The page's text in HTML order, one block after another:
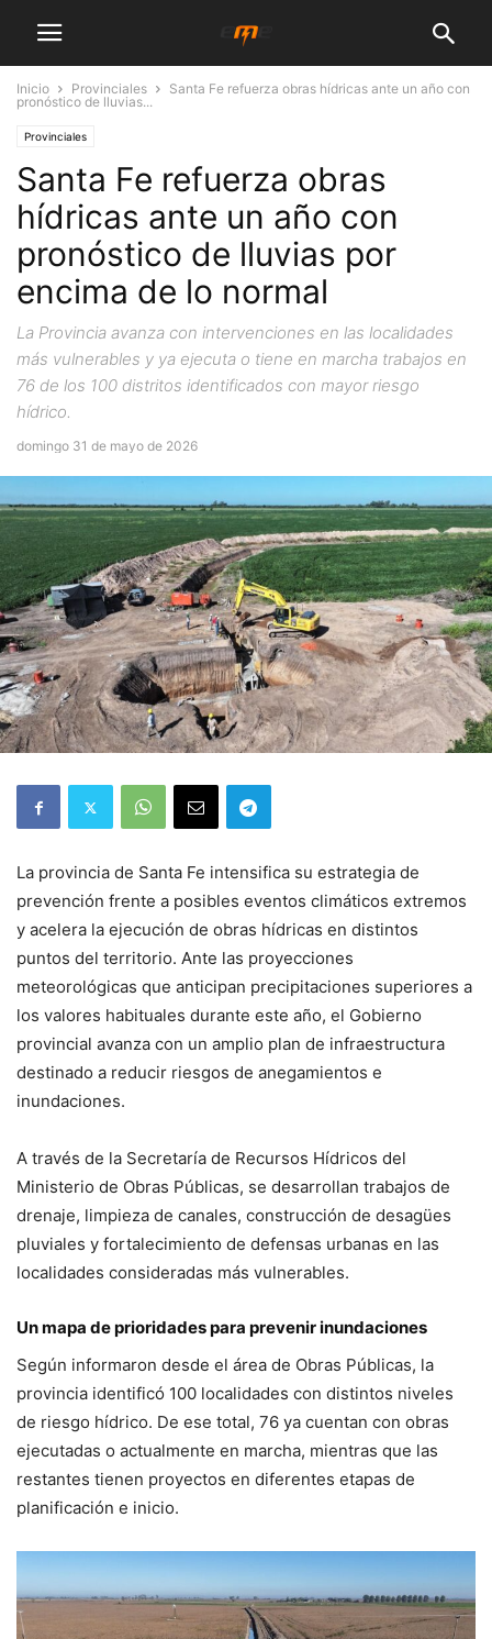
Inicio Provinciales
Santa Fe refuerza obras hídricas ante un año con
pronóstico de lluvias...
Provinciales
Santa Fe refuerza obras
hídricas ante un año con
pronóstico de lluvias por
encima de lo normal
La Provincia avanza con intervenciones en las localidades
más vulnerables y ya ejecuta o tiene en marcha trabajos en
76 de los 100 distritos identificados con mayor riesgo
hídrico.
domingo 31 de mayo de 2026
La provincia de Santa Fe intensifica su estrategia de
prevención frente a posibles eventos climáticos extremos
y acelera la ejecución de obras hídricas en distintos
puntos del territorio. Ante las proyecciones
meteorológicas que anticipan precipitaciones superiores a
los valores habituales durante este año, el Gobierno
provincial avanza con un amplio plan de infraestructura
destinado a reducir riesgos de anegamientos e
inundaciones.
A través de la Secretaría de Recursos Hídricos del
Ministerio de Obras Públicas, se desarrollan trabajos de
drenaje, limpieza de canales, construcción de desagües
pluviales y fortalecimiento de defensas urbanas en las
localidades consideradas más vulnerables.
Un mapa de prioridades para prevenir inundaciones
Según informaron desde el área de Obras Públicas, la
provincia identificó 100 localidades con distintos niveles
de riesgo hídrico. De ese total, 76 ya cuentan con obras
ejecutadas o actualmente en marcha, mientras que las
restantes tienen proyectos en diferentes etapas de
planificación e inicio.